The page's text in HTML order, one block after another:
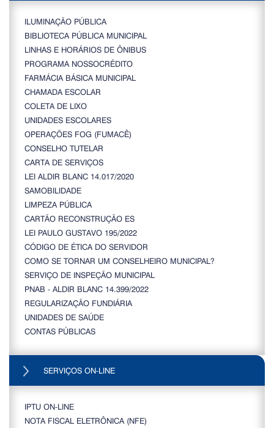
ILUMINAÇÃO PÚBLICA
BIBLIOTECA PÚBLICA MUNICIPAL
LINHAS E HORÁRIOS DE ÔNIBUS
PROGRAMA NOSSOCRÉDITO
FARMÁCIA BÁSICA MUNICIPAL
CHAMADA ESCOLAR
COLETA DE LIXO
UNIDADES ESCOLARES
OPERAÇÕES FOG (FUMACÊ)
CONSELHO TUTELAR
CARTA DE SERVIÇOS
LEI ALDIR BLANC 14.017/2020
SAMOBILIDADE
LIMPEZA PÚBLICA
CARTÃO RECONSTRUÇÃO ES
LEI PAULO GUSTAVO 195/2022
CÓDIGO DE ÉTICA DO SERVIDOR
COMO SE TORNAR UM CONSELHEIRO MUNICIPAL?
SERVIÇO DE INSPEÇÃO MUNICIPAL
PNAB - ALDIR BLANC 14.399/2022
REGULARIZAÇÃO FUNDIÁRIA
UNIDADES DE SAÚDE
CONTAS PÚBLICAS
SERVIÇOS ON-LINE
IPTU ON-LINE
NOTA FISCAL ELETRÔNICA (NFE)